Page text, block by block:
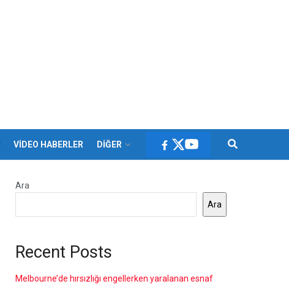
VİDEO HABERLER DİĞER
Ara
Ara
Recent Posts
Melbourne’de hırsızlığı engellerken yaralanan esnaf